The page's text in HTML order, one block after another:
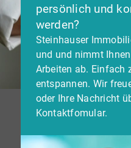
persönlich und
werden?
Steinhauser
und und nimmt
Arbeiten ab. Einfach
entspannen. Wir
oder Ihre Nachricht
Kontaktfomular.